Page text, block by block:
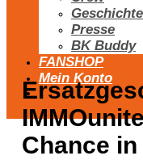
Geschichte
Presse
BK Buddy
FANSHOP
Mein Konto
Chance in